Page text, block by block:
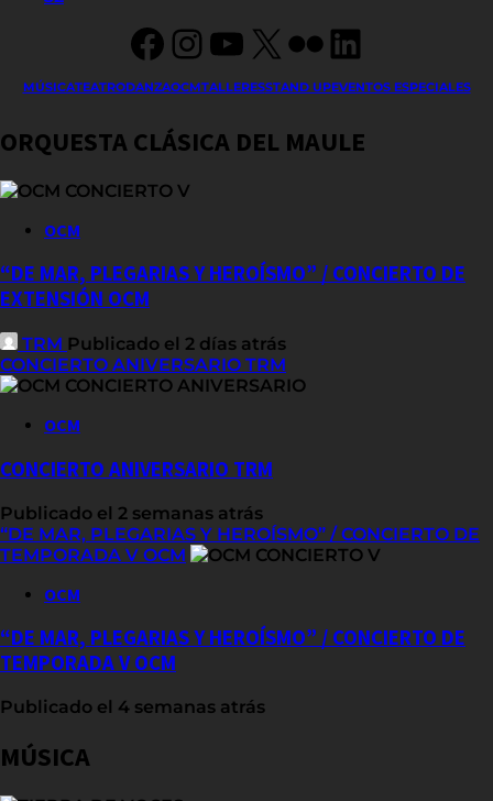
Facebook
Instagram
YouTube
X FlickrLinkedIn
MÚSICATEATRODANZAOCMTALLERESSTAND UPEVENTOS ESPECIALES
ORQUESTA CLÁSICA DEL MAULE
OCM
“DE MAR, PLEGARIAS Y HEROÍSMO” / CONCIERTO DE
EXTENSIÓN OCM
TRM Publicado el 2 días atrás
CONCIERTO ANIVERSARIO TRM
OCM
CONCIERTO ANIVERSARIO TRM
Publicado el 2 semanas atrás
“DE MAR, PLEGARIAS Y HEROÍSMO” / CONCIERTO DE
TEMPORADA V OCM
OCM
“DE MAR, PLEGARIAS Y HEROÍSMO” / CONCIERTO DE
TEMPORADA V OCM
Publicado el 4 semanas atrás
MÚSICA